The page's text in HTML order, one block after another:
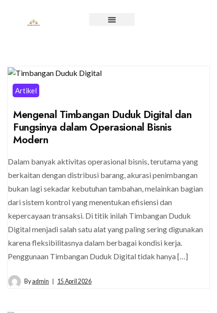
Artikel
Mengenal Timbangan Duduk Digital dan
Fungsinya dalam Operasional Bisnis
Modern
Dalam banyak aktivitas operasional bisnis, terutama yang
berkaitan dengan distribusi barang, akurasi penimbangan
bukan lagi sekadar kebutuhan tambahan, melainkan bagian
dari sistem kontrol yang menentukan efisiensi dan
kepercayaan transaksi. Di titik inilah Timbangan Duduk
Digital menjadi salah satu alat yang paling sering digunakan
karena fleksibilitasnya dalam berbagai kondisi kerja.
Penggunaan Timbangan Duduk Digital tidak hanya […]
By admin 15 April 2026